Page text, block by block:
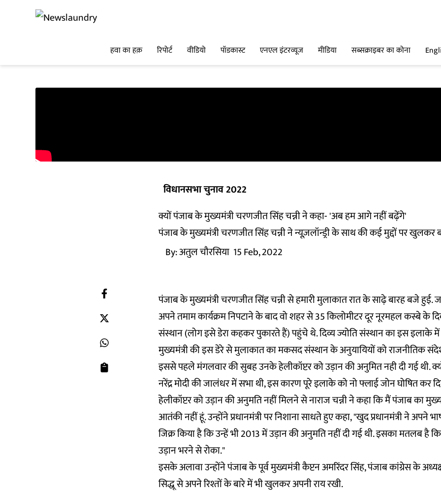
हवा का हक़ रिपोर्ट वीडियो पॉडकास्ट एनएल इंटरव्यूज मीडिया सब्सक्राइबर का कोना
विधानसभा चुनाव 2022
क्यों पंजाब के मुख्यमंत्री चरणजीत सिंह चन्नी ने कहा- 'अब हम आगे नहीं बढ़ेंगे'
पंजाब के मुख्यमंत्री चरणजीत सिंह चन्नी ने न्यूज़लॉन्ड्री के साथ की कई मुद्दों पर खुलकर
By:अतुल चौरसिया 15 Feb, 2022
पंजाब के मुख्यमंत्री चरणजीत सिंह चन्नी से हमारी मुलाकात रात के साढ़े बारह बजे हुई.
अपने तमाम कार्यक्रम निपटाने के बाद वो शहर से 35 किलोमीटर दूर नूरमहल कस्बे के
संस्थान (लोग इसे डेरा कहकर पुकारते हैं) पहुंचे थे. दिव्य ज्योति संस्थान का इस इलाके में
मुख्यमंत्री की इस डेरे से मुलाकात का मकसद संस्थान के अनुयायियों को राजनीतिक
इससे पहले मंगलवार की सुबह उनके हेलीकॉप्टर को उड़ान की अनुमित नही दी गई थी.
नरेंद्र मोदी की जालंधर में सभा थी, इस कारण पूरे इलाके को नो फ्लाई जोन घोषित कर
हेलीकॉप्टर को उड़ान की अनुमति नहीं मिलने से नाराज चन्नी ने कहा कि मैं पंजाब का
आतंकी नहीं हूं. उन्होंने प्रधानमंत्री पर निशाना साधते हुए कहा, "खुद प्रधानमंत्री ने अपने
जिक्र किया है कि उन्हें भी 2013 में उड़ान की अनुमति नहीं दी गई थी. इसका मतलब
उड़ान भरने से रोका."
इसके अलावा उन्होंने पंजाब के पूर्व मुख्यमंत्री कैप्टन अमरिंदर सिंह, पंजाब कांग्रेस के
सिद्धू से अपने रिश्तों के बारे में भी खुलकर अपनी राय रखी.